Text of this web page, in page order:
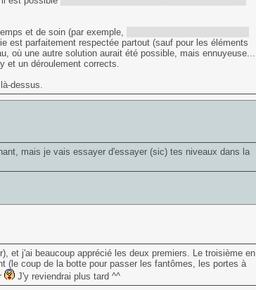
et de soin (par exemple,
est parfaitement respectée partout (sauf pour les éléments
où une autre solution aurait été possible, mais ennuyeuse...
et un déroulement corrects.
dessus.
mais je vais essayer d'essayer (sic) tes niveaux dans la
et j'ai beaucoup apprécié les deux premiers. Le troisième en
(le coup de la botte pour passer les fantômes, les portes à
J'y reviendrai plus tard ^^